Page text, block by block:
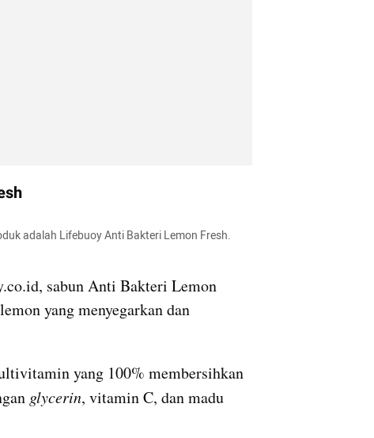
adalah Lifebuoy Anti Bakteri Lemon Fresh.
sabun Anti Bakteri Lemon
yang menyegarkan dan
yang 100% membersihkan
glycerin, vitamin C, dan madu